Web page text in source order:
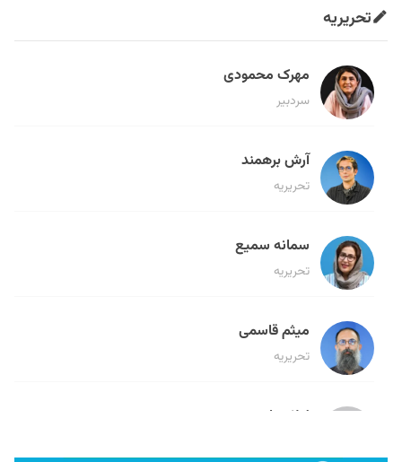
تحریریه
مهرک محمودی
سردبیر
آرش برهمند
تحریریه
سمانه سمیع
تحریریه
میثم قاسمی
تحریریه
لیلا حنارود